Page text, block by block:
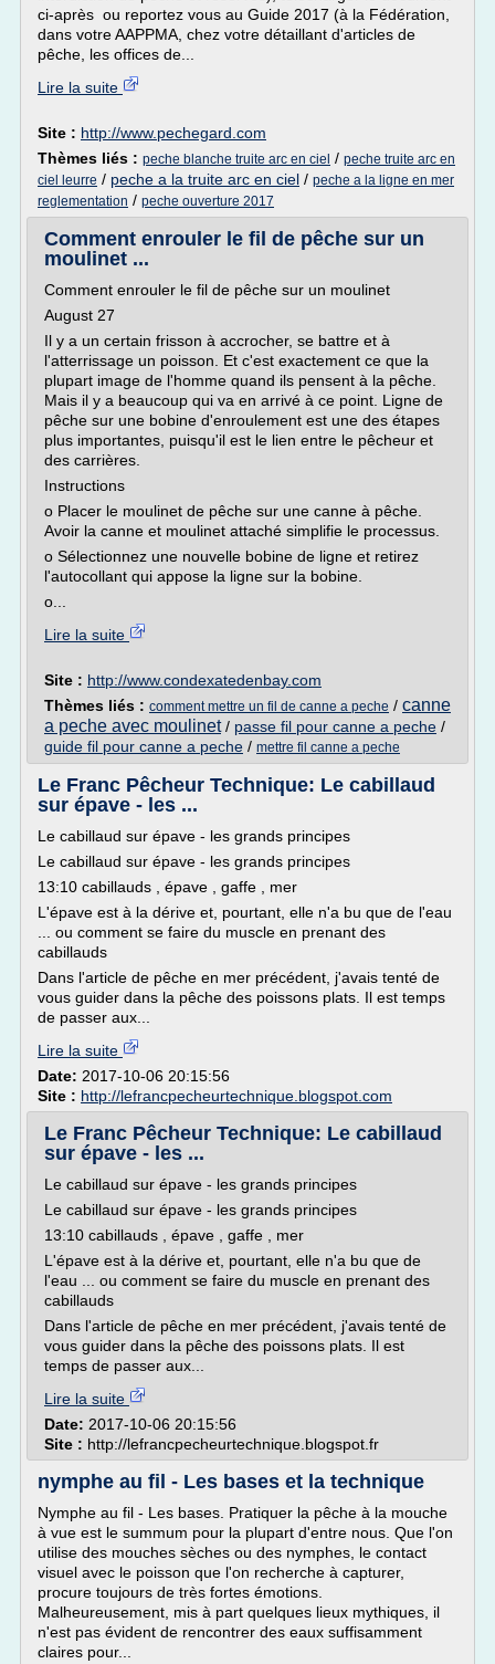
ci-après ou reportez vous au Guide 2017 (à la Fédération,
dans votre AAPPMA, chez votre détaillant d'articles de
pêche, les offices de...
Lire la suite
Site : http://www.pechegard.com
Thèmes liés : peche blanche truite arc en ciel / peche truite arc en
ciel leurre / peche a la truite arc en ciel / peche a la ligne en mer
reglementation / peche ouverture 2017
Comment enrouler le fil de pêche sur un
moulinet ...
Comment enrouler le fil de pêche sur un moulinet
August 27
Il y a un certain frisson à accrocher, se battre et à
l'atterrissage un poisson. Et c'est exactement ce que la
plupart image de l'homme quand ils pensent à la pêche.
Mais il y a beaucoup qui va en arrivé à ce point. Ligne de
pêche sur une bobine d'enroulement est une des étapes
plus importantes, puisqu'il est le lien entre le pêcheur et
des carrières.
Instructions
o Placer le moulinet de pêche sur une canne à pêche.
Avoir la canne et moulinet attaché simplifie le processus.
o Sélectionnez une nouvelle bobine de ligne et retirez
l'autocollant qui appose la ligne sur la bobine.
o...
Lire la suite
Site : http://www.condexatedenbay.com
Thèmes liés : comment mettre un fil de canne a peche / canne
a peche avec moulinet/ passe fil pour canne a peche /
guide fil pour canne a peche / mettre fil canne a peche
Le Franc Pêcheur Technique: Le cabillaud
sur épave - les ...
Le cabillaud sur épave - les grands principes
Le cabillaud sur épave - les grands principes
13:10 cabillauds , épave , gaffe , mer
L'épave est à la dérive et, pourtant, elle n'a bu que de l'eau
... ou comment se faire du muscle en prenant des
cabillauds
Dans l'article de pêche en mer précédent, j'avais tenté de
vous guider dans la pêche des poissons plats. Il est temps
de passer aux...
Lire la suite
Date: 2017-10-06 20:15:56
Site : http://lefrancpecheurtechnique.blogspot.com
Le Franc Pêcheur Technique: Le cabillaud
sur épave - les ...
Le cabillaud sur épave - les grands principes
Le cabillaud sur épave - les grands principes
13:10 cabillauds , épave , gaffe , mer
L'épave est à la dérive et, pourtant, elle n'a bu que de
l'eau ... ou comment se faire du muscle en prenant des
cabillauds
Dans l'article de pêche en mer précédent, j'avais tenté de
vous guider dans la pêche des poissons plats. Il est
temps de passer aux...
Lire la suite
Date: 2017-10-06 20:15:56
Site : http://lefrancpecheurtechnique.blogspot.fr
nymphe au fil - Les bases et la technique
Nymphe au fil - Les bases. Pratiquer la pêche à la mouche
à vue est le summum pour la plupart d'entre nous. Que l'on
utilise des mouches sèches ou des nymphes, le contact
visuel avec le poisson que l'on recherche à capturer,
procure toujours de très fortes émotions.
Malheureusement, mis à part quelques lieux mythiques, il
n'est pas évident de rencontrer des eaux suffisamment
claires pour...